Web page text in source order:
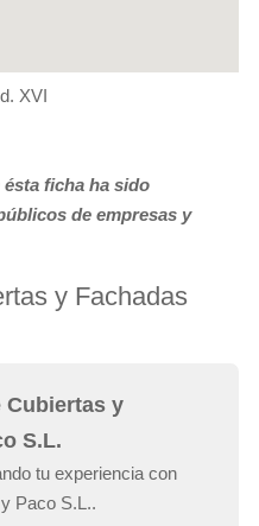
XVI
ficha ha sido
de empresas y
y Fachadas
Cubiertas y
S.L.
tu experiencia con
Paco S.L..